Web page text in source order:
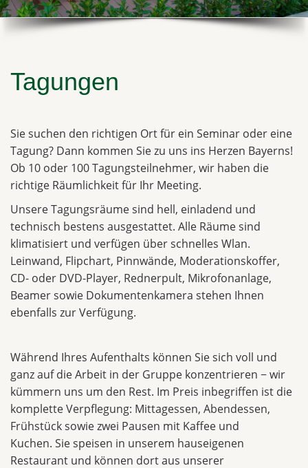
Tagungen
Sie suchen den richtigen Ort für ein Seminar oder eine
Tagung? Dann kommen Sie zu uns ins Herzen Bayerns!
Ob 10 oder 100 Tagungsteilnehmer, wir haben die
richtige Räumlichkeit für Ihr Meeting.
Unsere Tagungsräume sind hell, einladend und
technisch bestens ausgestattet. Alle Räume sind
klimatisiert und verfügen über schnelles Wlan.
Leinwand, Flipchart, Pinnwände, Moderationskoffer,
CD- oder DVD-Player, Rednerpult, Mikrofonanlage,
Beamer sowie Dokumentenkamera stehen Ihnen
ebenfalls zur Verfügung.
Während Ihres Aufenthalts können Sie sich voll und
ganz auf die Arbeit in der Gruppe konzentrieren − wir
kümmern uns um den Rest. Im Preis inbegriffen ist die
komplette Verpflegung: Mittagessen, Abendessen,
Frühstück sowie zwei Pausen mit Kaffee und
Kuchen. Sie speisen in unserem hauseigenen
Restaurant und können dort aus unserer